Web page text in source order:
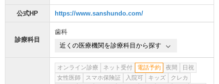
公式HP https://www.sanshundo.com/
診療科目
歯科
近くの医療機関を診療科目から探す
オンライン診療 ネット受付 電話予約 夜間
日祝
女性医師
スマホ保険証 入院可 キッズ
クレカ